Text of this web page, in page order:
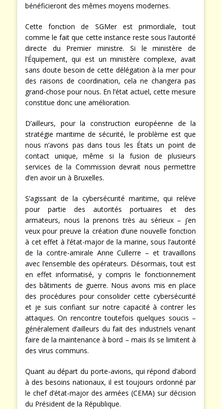
bénéficieront des mêmes moyens modernes.
Cette fonction de SGMer est primordiale, tout
comme le fait que cette instance reste sous l’autorité
directe du Premier ministre. Si le ministère de
l’Équipement, qui est un ministère complexe, avait
sans doute besoin de cette délégation à la mer pour
des raisons de coordination, cela ne changera pas
grand-chose pour nous. En l’état actuel, cette mesure
constitue donc une amélioration.
D’ailleurs, pour la construction européenne de la
stratégie maritime de sécurité, le problème est que
nous n’avons pas dans tous les États un point de
contact unique, même si la fusion de plusieurs
services de la Commission devrait nous permettre
d’en avoir un à Bruxelles.
S’agissant de la cybersécurité maritime, qui relève
pour partie des autorités portuaires et des
armateurs, nous la prenons très au sérieux – j’en
veux pour preuve la création d’une nouvelle fonction
à cet effet à l’état-major de la marine, sous l’autorité
de la contre-amirale Anne Cullerre – et travaillons
avec l’ensemble des opérateurs. Désormais, tout est
en effet informatisé, y compris le fonctionnement
des bâtiments de guerre. Nous avons mis en place
des procédures pour consolider cette cybersécurité
et je suis confiant sur notre capacité à contrer les
attaques. On rencontre toutefois quelques soucis –
généralement d’ailleurs du fait des industriels venant
faire de la maintenance à bord – mais ils se limitent à
des virus communs.
Quant au départ du porte-avions, qui répond d’abord
à des besoins nationaux, il est toujours ordonné par
le chef d’état-major des armées (CEMA) sur décision
du Président de la République.